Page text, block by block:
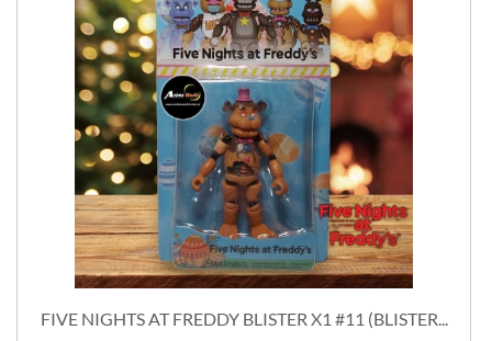
FIVE NIGHTS AT FREDDY BLISTER X1 #11 (BLISTER...